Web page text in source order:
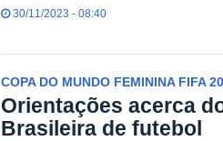
30/11/2023 - 08:40
COPA DO MUNDO FEMININA FIFA
Orientações acerca
Brasileira de futebol